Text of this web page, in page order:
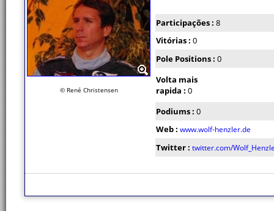
© René Christensen
Participações : 8
Vitórias : 0
Pole Positions : 0
Volta mais
rapida : 0
Podiums : 0
Web : www.wolf-henzler.de
Twitter : twitter.com/